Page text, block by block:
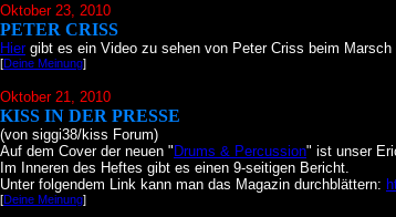
Oktober 23, 2010
PETER CRISS
Hiergibt es ein Video zu sehen von Peter Criss beim Marsch
[Deine Meinung]
Oktober 21, 2010
KISS IN DER PRESSE
(von siggi38/kiss Forum)
Auf dem Cover der neuen " Drums & Percussion" ist unser
Im Inneren des Heftes gibt es einen 9-seitigen Bericht.
Unter folgendem Link kann man das Magazin durchblättern:
[Deine Meinung]